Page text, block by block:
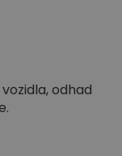
odhad